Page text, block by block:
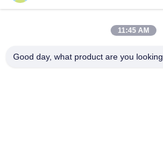
Contacto Rápido
Carretera Fuyuan 5, Parque
11:45 AM
Good day, what product are you